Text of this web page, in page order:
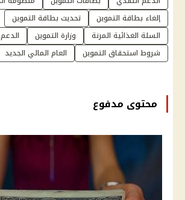
إلغاء بطاقة التموين
تحديث بطاقة التموين
السلة الغذائية المرنة
وزارة التموين
شروط استحقاق التموين
العام المالي الجديد
محتوى مدفوع